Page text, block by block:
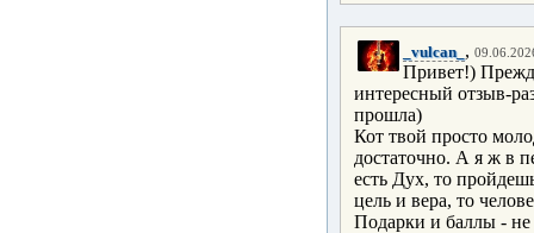
_vulcan_ ,
Привет!)
интересный отзыв-
прошла)
Кот твой просто
достаточно. А я ж в
есть Дух, то
цель и вера, то
Подарки и баллы - не